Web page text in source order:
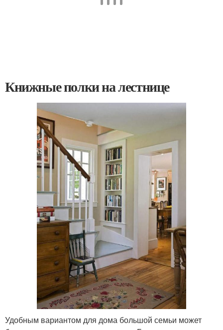
Книжные полки на лестнице
Удобным вариантом для дома большой семьи может